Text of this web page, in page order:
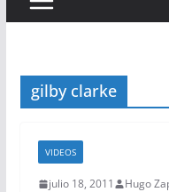
gilby clarke
VIDEOS
julio 18, 2011 Hugo